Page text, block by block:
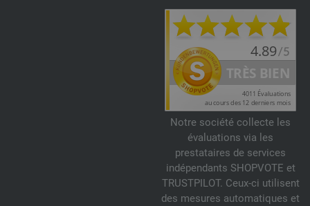
Notre société collecte les
évaluations via les
prestataires de services
indépendants SHOPVOTE et
TRUSTPILOT. Ceux-ci utilisent
des mesures automatiques et